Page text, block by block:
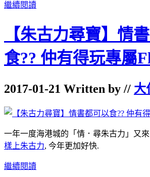
繼續閱讀
【朱古力尋寶】情
食?? 仲有得玩專屬
2017-01-21 Written by // 大
一年一度海港城的「情．尋朱古力」又來
樣上朱古力, 今年更加好快.
繼續閱讀